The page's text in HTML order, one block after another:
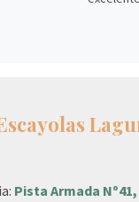
Pista Armada